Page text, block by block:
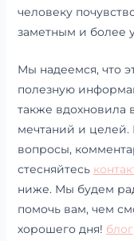
человеку
заметным и более
Мы надеемся, что
полезную
также вдохновила
мечтаний и целей.
вопросы,
стесняйтесь
ниже. Мы будем
помочь вам, чем
хорошего дня! блог